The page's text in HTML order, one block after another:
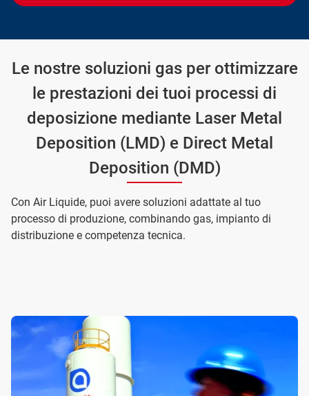
Le nostre soluzioni gas per ottimizzare
le prestazioni dei tuoi processi di
deposizione mediante Laser Metal
Deposition (LMD) e Direct Metal
Deposition (DMD)
Con Air Liquide, puoi avere soluzioni adattate al tuo
processo di produzione, combinando gas, impianto di
distribuzione e competenza tecnica.